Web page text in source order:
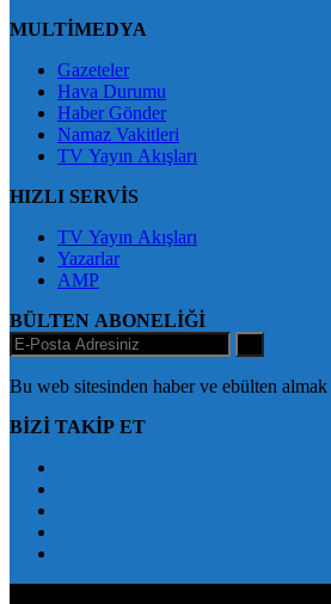
MULTİMEDYA
Gazeteler
Hava Durumu
Haber Gönder
Namaz Vakitleri
TV Yayın Akışları
HIZLI SERVİS
TV Yayın Akışları
Yazarlar
AMP
BÜLTEN ABONELİĞİ
Bu web sitesinden haber ve ebülten
BİZİ TAKİP ET